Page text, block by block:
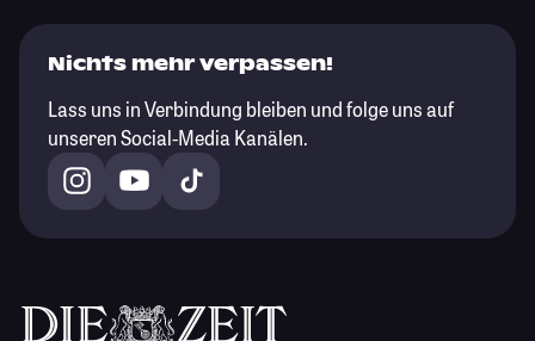
Nichts mehr verpassen!
Lass uns in Verbindung bleiben und folge uns auf
unseren Social-Media Kanälen.